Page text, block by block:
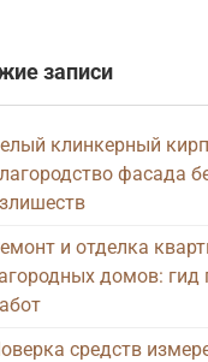
записи
клинкерный
фасада
и отделка
домов: гид
средств